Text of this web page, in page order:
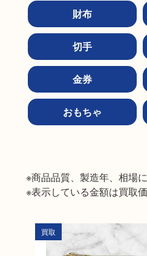
財布
切手
金券
おもちゃ
※商品品質、製造年、相場
※表示している金額は買取
買取